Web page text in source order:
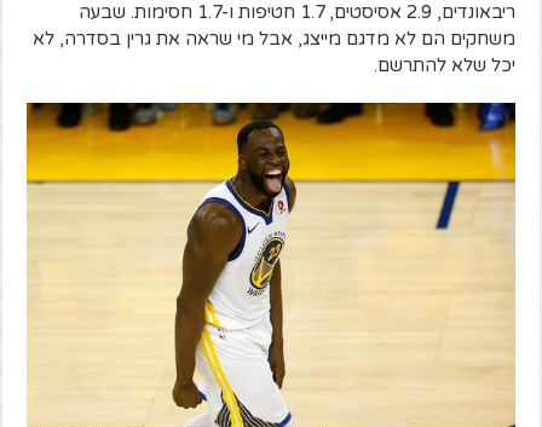
ריבאונדים, 2.9 אסיסטים, 1.7 חטיפות ו-1.7 חסימות. שבעה
משחקים הם לא מדגם מייצג, אבל מי שראה את גרין בסדרה, לא
יכל שלא להתרשם.